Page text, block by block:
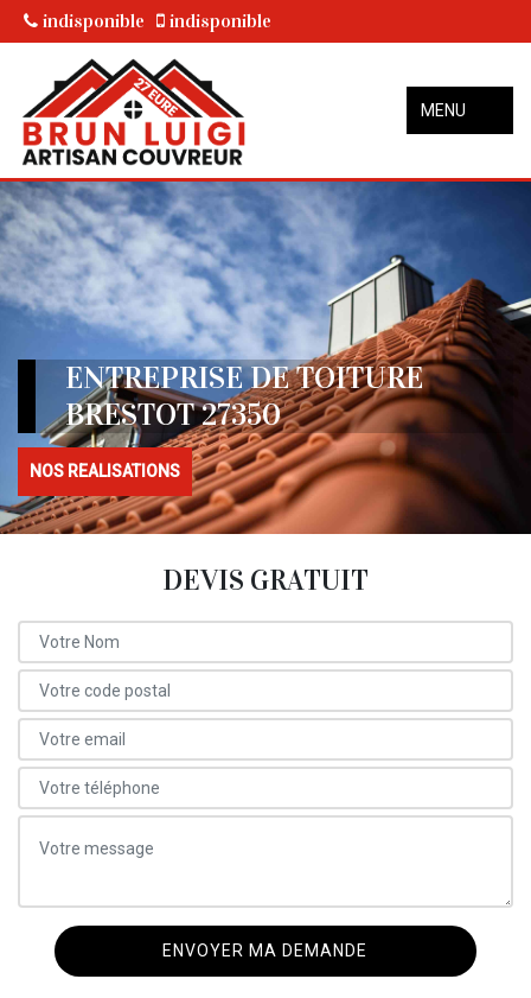
indisponible indisponible
MENU
ENTREPRISE DE TOITURE
BRESTOT 27350
NOS REALISATIONS
DEVIS GRATUIT